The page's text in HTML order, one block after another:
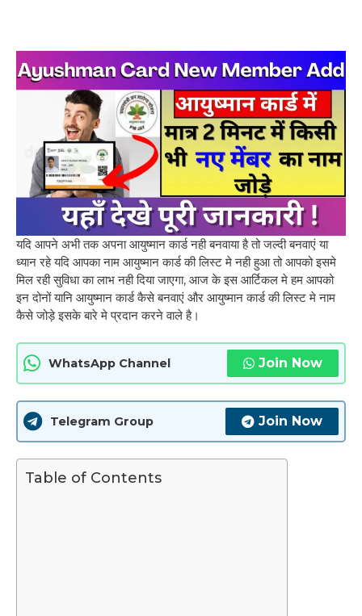
यदि आपने अभी तक अपना आयुष्मान कार्ड नही बनवाया है तो जल्दी बनवाएं या
ध्यान रहे यदि आपका नाम आयुष्मान कार्ड की लिस्ट मे नही हुआ तो आपको इसमे
मिल रही सुविधा का लाभ नही दिया जाएगा, आज के इस आर्टिकल मे हम आपको
इन दोनों यानि आयुष्मान कार्ड कैसे बनवाएं और आयुष्मान कार्ड की लिस्ट मे नाम
कैसे जोड़े इसके बारे मे प्रदान करने वाले है।
WhatsApp Channel Join Now
Telegram Group Join Now
Table of Contents